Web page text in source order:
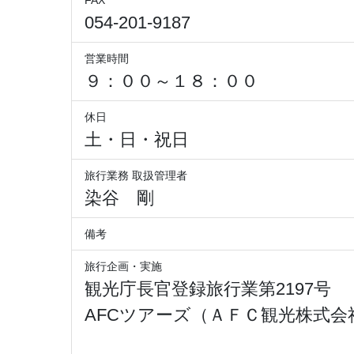
054-201-9187
営業時間
９：００～１８：００
休日
土・日・祝日
旅行業務 取扱管理者
染谷 剛
備考
旅行企画・実施
観光庁長官登録旅行業第2197号
AFCツアーズ（ＡＦＣ観光株式会